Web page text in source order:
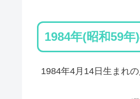
1984年(昭和59
1984年4月14日生まれ